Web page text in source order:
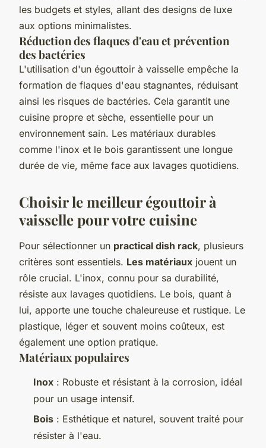
les budgets et styles, allant des designs de luxe
aux options minimalistes.
Réduction des flaques d'eau et prévention
des bactéries
L'utilisation d'un égouttoir à vaisselle empêche la
formation de flaques d'eau stagnantes, réduisant
ainsi les risques de bactéries. Cela garantit une
cuisine propre et sèche, essentielle pour un
environnement sain. Les matériaux durables
comme l'inox et le bois garantissent une longue
durée de vie, même face aux lavages quotidiens.
Choisir le meilleur égouttoir à
vaisselle pour votre cuisine
Pour sélectionner un practical dish rack, plusieurs
critères sont essentiels. Les matériaux jouent un
rôle crucial. L'inox, connu pour sa durabilité,
résiste aux lavages quotidiens. Le bois, quant à
lui, apporte une touche chaleureuse et rustique. Le
plastique, léger et souvent moins coûteux, est
également une option pratique.
Matériaux populaires
Inox : Robuste et résistant à la corrosion, idéal
pour un usage intensif.
Bois : Esthétique et naturel, souvent traité pour
résister à l'eau.